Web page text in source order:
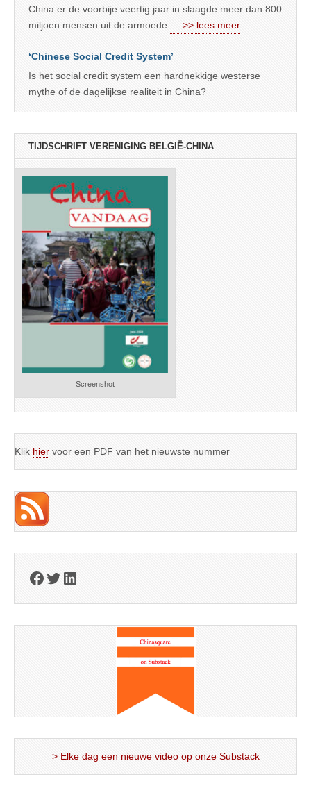
China er de voorbije veertig jaar in slaagde meer dan 800
miljoen mensen uit de armoede
… >> lees meer
‘Chinese Social Credit System’
Is het social credit system een hardnekkige westerse
mythe of de dagelijkse realiteit in China?
TIJDSCHRIFT VERENIGING BELGIË-CHINA
Screenshot
Klik hier voor een PDF van het nieuwste nummer
Facebook
Twitter
LinkedIn
> Elke dag een nieuwe video op onze Substack